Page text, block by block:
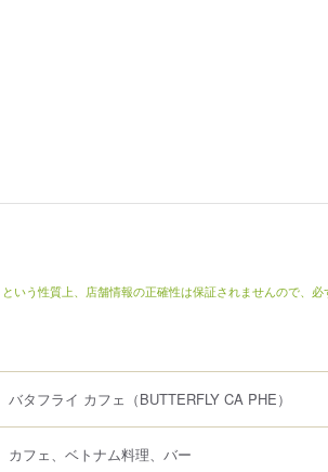
いう性質上、店舗情報の正確性は保証されませんので、必
バタフライ カフェ （BUTTERFLY CA PHE）
カフェ、ベトナム料理、バー